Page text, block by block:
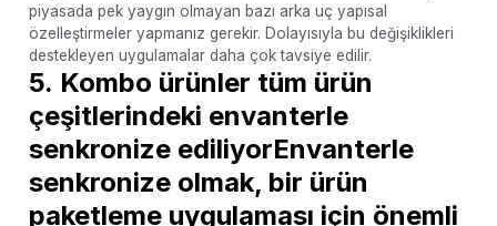
piyasada pek yaygın olmayan bazı arka uç yapısal
özelleştirmeler yapmanız gerekir. Dolayısıyla bu değişiklikleri
destekleyen uygulamalar daha çok tavsiye edilir.
5. Kombo ürünler tüm ürün
çeşitlerindeki envanterle
senkronize ediliyorEnvanterle
senkronize olmak, bir ürün
paketleme uygulaması için önemli